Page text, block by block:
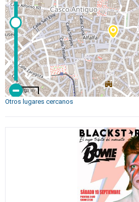
200 m
Otros lugares cercanos